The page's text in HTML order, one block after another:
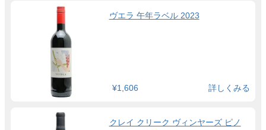
ヴエラ 午年ラベル 2023
¥1,606 詳しくみる
クレイ クリーク ヴィンヤーズ ピノ